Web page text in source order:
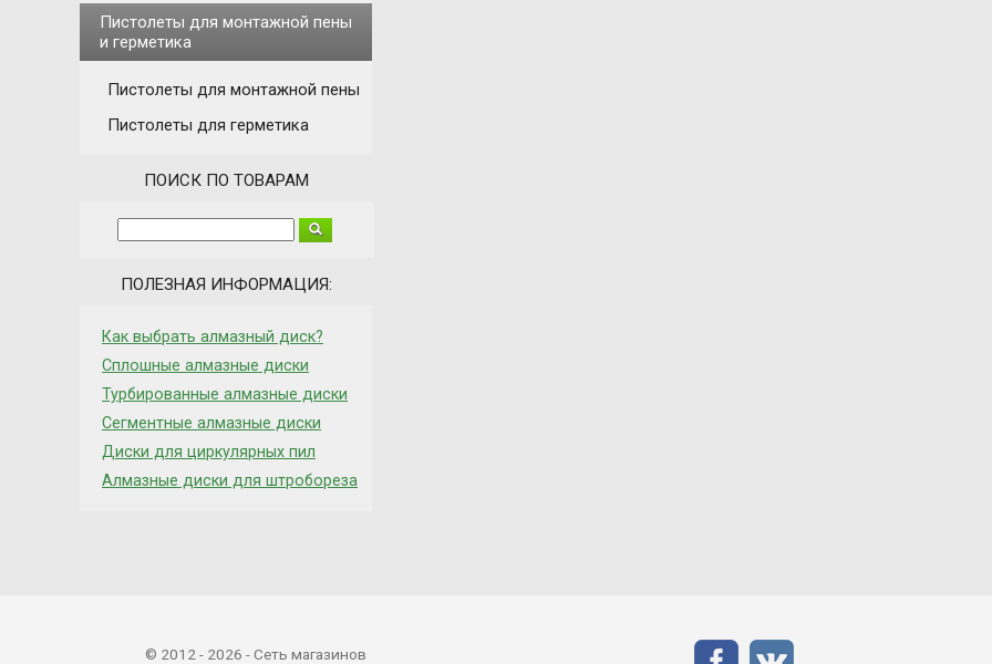
Пистолеты для монтажной пены
и герметика
Пистолеты для монтажной пены
Пистолеты для герметика
ПОИСК ПО ТОВАРАМ
ПОЛЕЗНАЯ ИНФОРМАЦИЯ:
Как выбрать алмазный диск?
Сплошные алмазные диски
Турбированные алмазные диски
Сегментные алмазные диски
Диски для циркулярных пил
Алмазные диски для штробореза
© 2012 - 2026 - Сеть магазинов